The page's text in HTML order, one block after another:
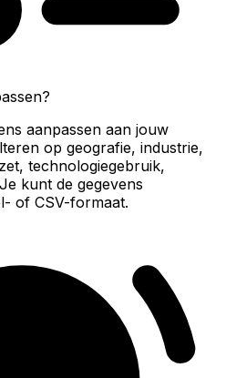
aanpassen aan jouw
op geografie, industrie,
technologiegebruik,
kunt de gegevens
of CSV-formaat.